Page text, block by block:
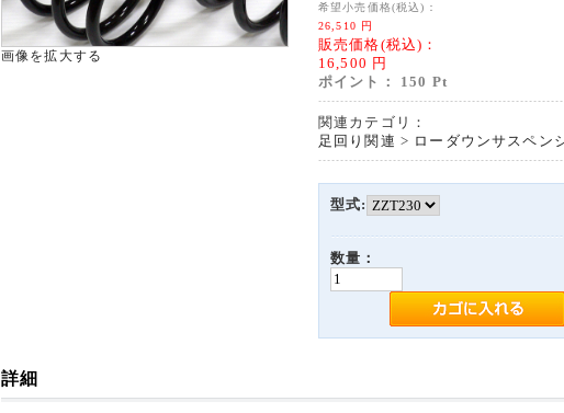
画像を拡大する
希望小売価格(税込)：
26,510 円
販売価格(税込)：
16,500 円
ポイント： 150 Pt
関連カテゴリ：
足回り関連 > ローダウンサスペン
型式:
数量：
詳細